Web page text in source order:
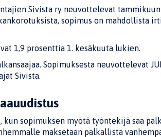
Sivista ry neuvottelevat
sopimus on mahdollista
1,9 prosenttia 1. kesäkuuta lukien.
Sopimuksesta neuvottelevat
Sivista.
kun sopimuksen myötä työntekijä saa
maksetaan palkallista